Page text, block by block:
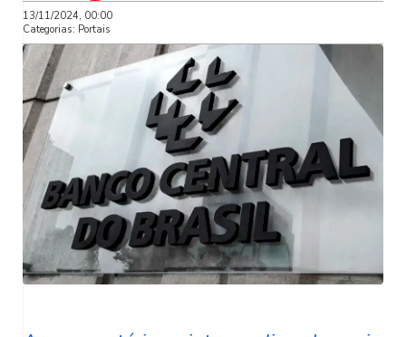
13/11/2024, 00:00
Categorias: Portais